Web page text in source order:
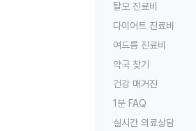
탈모 진료비
다이어트 진료비
여드름 진료비
약국 찾기
건강 매거진
1분 FAQ
실시간 의료상담